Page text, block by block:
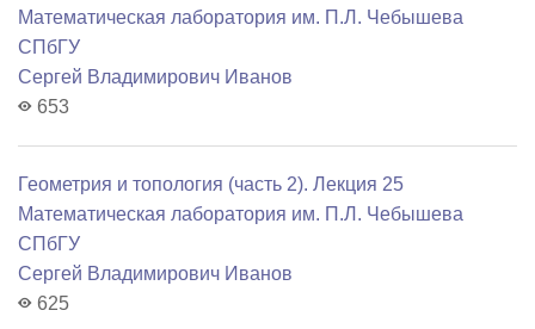
Математичеcкая лаборатория им. П.Л. Чебышева
СПбГУ
Сергей Владимирович Иванов
653
Геометрия и топология (часть 2). Лекция 25
Математичеcкая лаборатория им. П.Л. Чебышева
СПбГУ
Сергей Владимирович Иванов
625